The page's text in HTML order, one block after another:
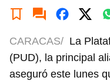
CARACAS/ La
(PUD), la principal
aseguró este lunes